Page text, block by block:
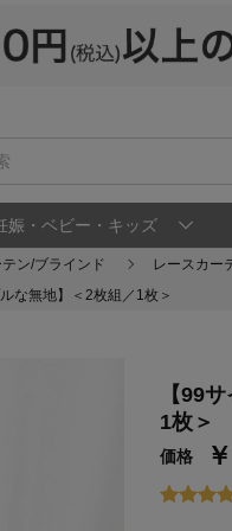
娠・ベビー・キッズ
ン/ブラインド
レースカー
な無地】＜2枚組／1枚＞
【99
1枚＞
価格